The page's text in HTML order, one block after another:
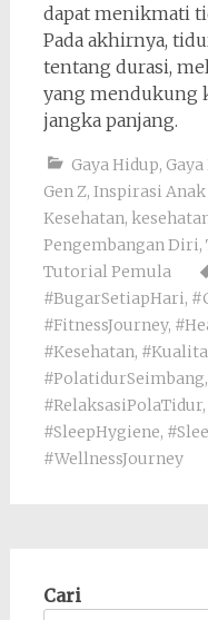
dapat menikmati
Pada akhirnya,
tentang durasi,
yang mendukung
jangka panjang.
Gaya Hidup,
Gen Z, Inspirasi Anak
Kesehatan,
Pengembangan Diri,
Tutorial Pemula
#BugarSetiapHari,
#FitnessJourney,
#Kesehatan,
#PolatidurSeimbang,
#RelaksasiPolaTidur,
#SleepHygiene,
#WellnessJourney
Cari